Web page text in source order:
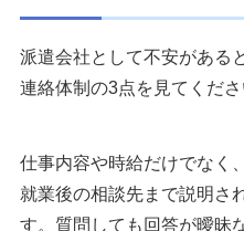
派遣会社として不安がある
連絡体制の3点を見てくださ
仕事内容や時給だけでなく
就業後の相談先まで説明さ
す。質問しても回答が曖昧